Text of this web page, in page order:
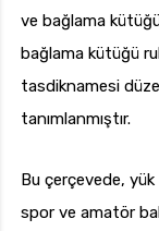
ve bağlama
bağlama kütüğü
tasdiknamesi
tanımlanmıştır.
Bu çerçevede,
spor ve amatör